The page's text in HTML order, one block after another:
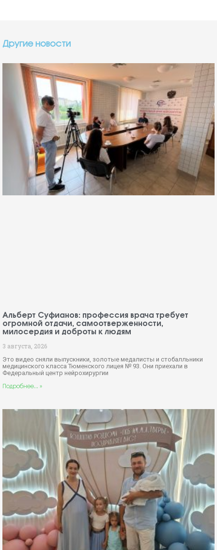
Другие новости
Альберт Суфианов: профессия врача требует
огромной отдачи, самоотверженности,
милосердия и доброты к людям
3 августа, 2026
Это видео сняли выпускники, золотые медалисты и стобалльники
медицинского класса Тюменского лицея № 93. Они приехали в
Федеральный центр нейрохирургии
Подробнее... »